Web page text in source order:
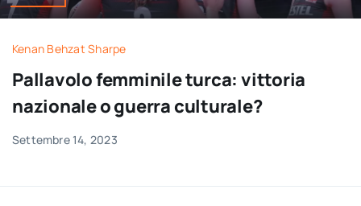
Kenan Behzat Sharpe
Pallavolo femminile turca: vittoria
nazionale o guerra culturale?
Settembre 14, 2023